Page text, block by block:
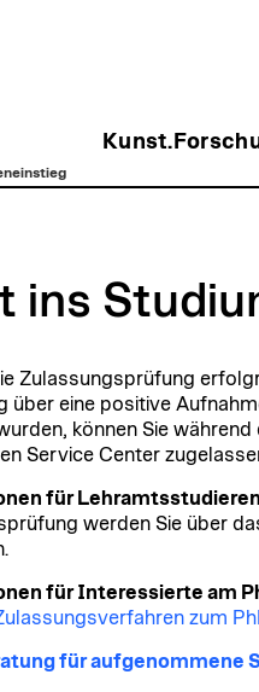
ins
Zulassungsprüfung
über eine positive
können Sie
Service Center
für
werden Sie über
für Interessierte am
zum
für aufgenommene